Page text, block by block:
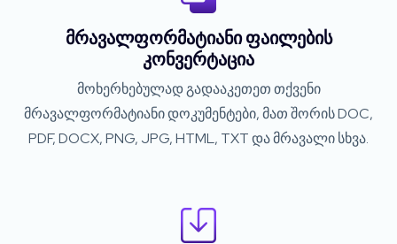
მრავალფორმატიანი ფაილების
კონვერტაცია
მოხერხებულად გადააკეთეთ თქვენი
მრავალფორმატიანი დოკუმენტები, მათ შორის DOC,
PDF, DOCX, PNG, JPG, HTML, TXT და მრავალი სხვა.